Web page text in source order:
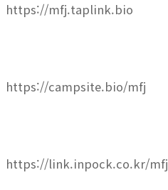
https://mfj.taplink.bio
https://campsite.bio/mfj
https://link.inpock.co.kr/mfj